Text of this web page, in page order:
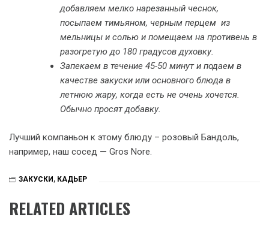
добавляем мелко нарезанный чеснок,
посыпаем тимьяном, черным перцем из
мельницы и солью и помещаем на противень в
разогретую до 180 градусов духовку.
Запекаем в течение 45-50 минут и подаем в
качестве закуски или основного блюда в
летнюю жару, когда есть не очень хочется.
Обычно просят добавку.
Лучший компаньон к этому блюду – розовый Бандоль,
например, наш сосед — Gros Nore.
ЗАКУСКИ , КАДЬЕР
RELATED ARTICLES